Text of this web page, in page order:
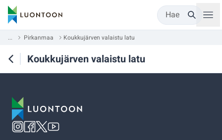
Hae
... Pirkanmaa Koukkujärven valaistu latu
Koukkujärven valaistu latu